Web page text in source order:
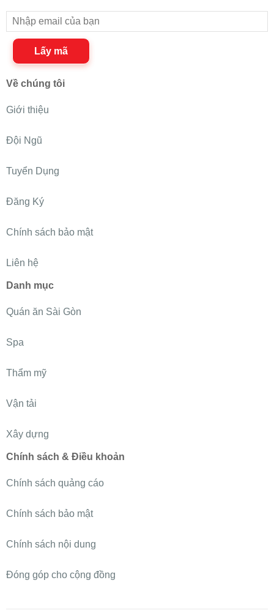
Lấy mã
Về chúng tôi
Giới thiệu
Đội Ngũ
Tuyển Dụng
Đăng Ký
Chính sách bảo mật
Liên hệ
Danh mục
Quán ăn Sài Gòn
Spa
Thẩm mỹ
Vận tải
Xây dựng
Chính sách & Điều khoản
Chính sách quảng cáo
Chính sách bảo mật
Chính sách nội dung
Đóng góp cho cộng đồng